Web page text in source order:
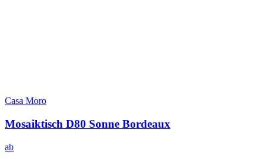
Casa Moro
Mosaiktisch D80 Sonne Bordeaux
ab